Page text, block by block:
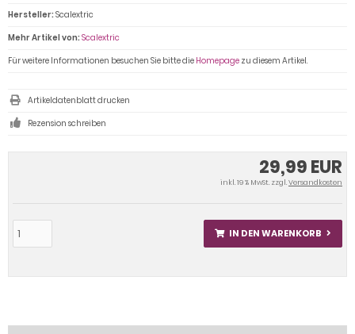
29,99 EUR
inkl. 19 % MwSt. zzgl.Versandkosten
IN DEN WARENKORB
Hersteller: Scalextric
Mehr Artikel von: Scalextric
Für weitere Informationen besuchen Sie bitte die Homepage zu diesem Artikel.
Artikeldatenblatt drucken
Rezension schreiben